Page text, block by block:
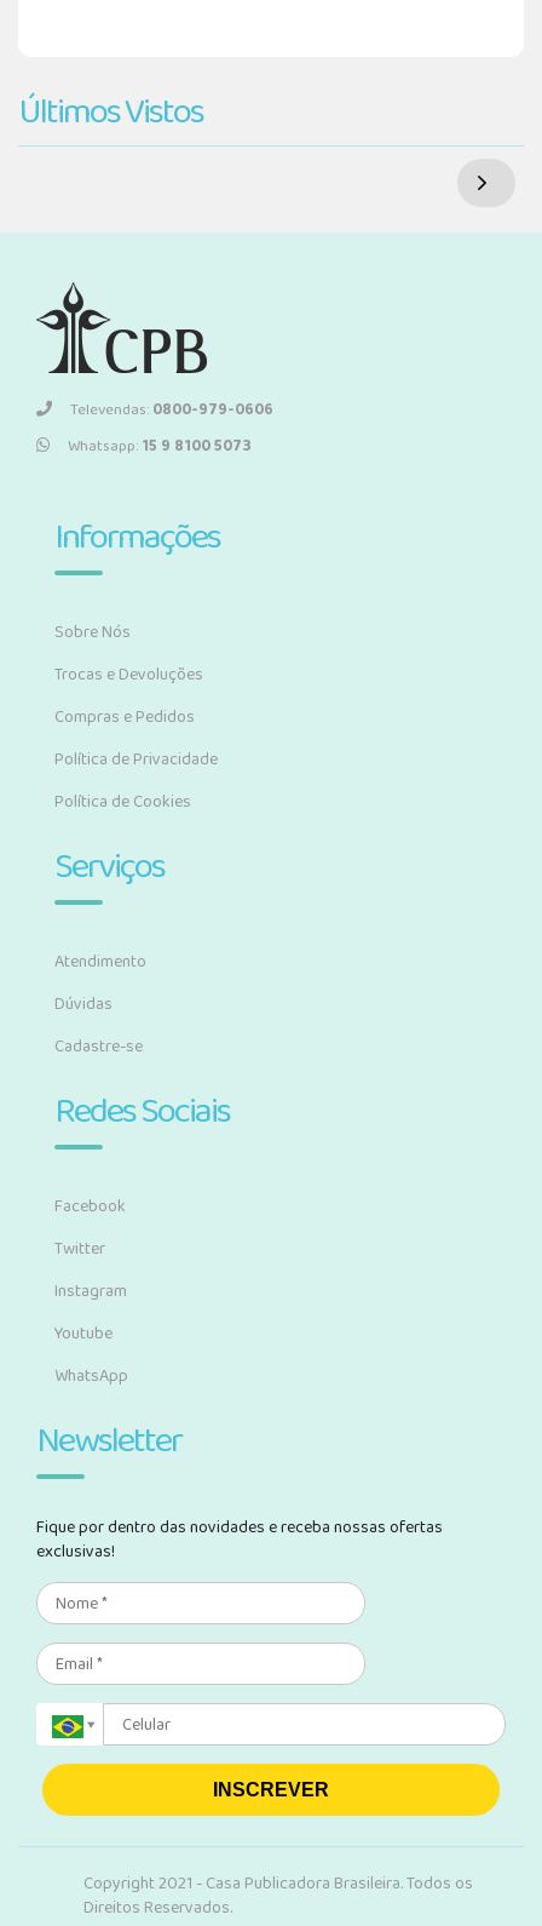
Últimos Vistos
Televendas:0800-979-0606
Whatsapp:15 9 8100 5073
Informações
Sobre Nós
Trocas e Devoluções
Compras e Pedidos
Política de Privacidade
Política de Cookies
Serviços
Atendimento
Dúvidas
Cadastre-se
Redes Sociais
Facebook
Twitter
Instagram
Youtube
WhatsApp
Newsletter
Fique por dentro das novidades e receba nossas ofertas
exclusivas!
INSCREVER
Copyright 2021 - Casa Publicadora Brasileira. Todos os
Direitos Reservados.